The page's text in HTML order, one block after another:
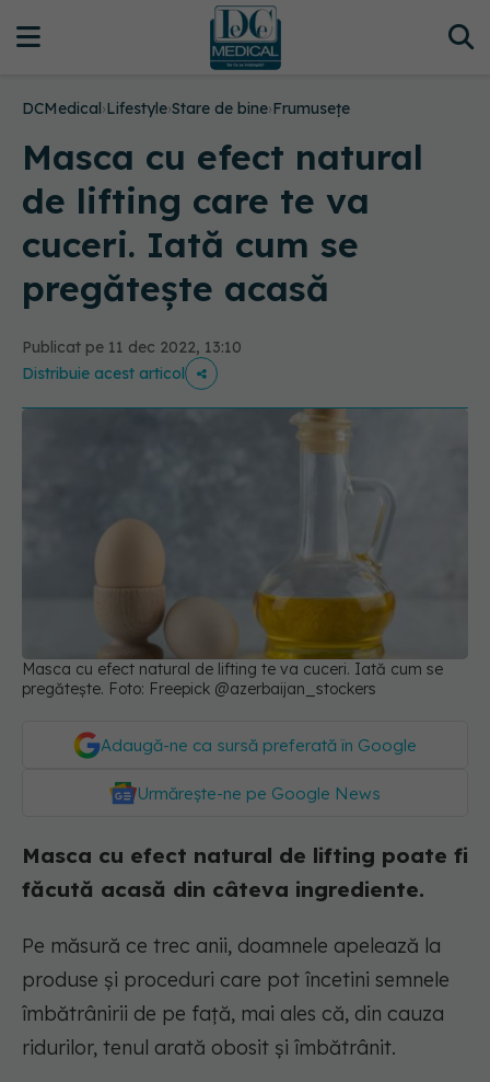
DCMedical›Lifestyle›Stare de bine›Frumusețe
Masca cu efect natural
de lifting care te va
cuceri. Iată cum se
pregătește acasă
Publicat pe 11 dec 2022, 13:10
Distribuie acest articol
Masca cu efect natural de lifting te va cuceri. Iată cum se
pregătește. Foto: Freepick @azerbaijan_stockers
Adaugă-ne ca sursă preferată în Google
Urmărește-ne pe Google News
Masca cu efect natural de lifting poate fi
făcută acasă din câteva ingrediente.
Pe măsură ce trec anii, doamnele apelează la
produse și proceduri care pot încetini semnele
îmbătrânirii de pe față, mai ales că, din cauza
ridurilor, tenul arată obosit și îmbătrânit.